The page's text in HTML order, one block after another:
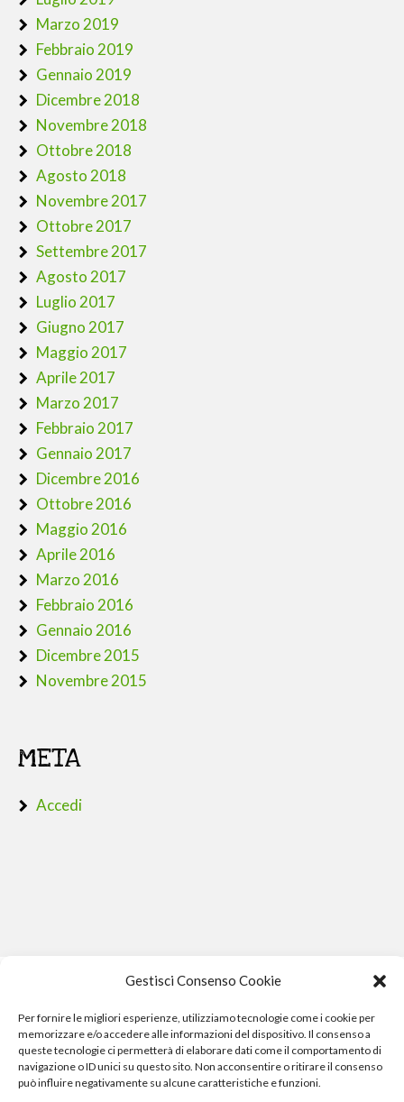
Gestisci Consenso Cookie
Per fornire le migliori esperienze, utilizziamo tecnologie come i cookie per
memorizzare e/o accedere alle informazioni del dispositivo. Il consenso a
queste tecnologie ci permetterà di elaborare dati come il comportamento di
navigazione o ID unici su questo sito. Non acconsentire o ritirare il consenso
può influire negativamente su alcune caratteristiche e funzioni.
Marzo 2019
Febbraio 2019
Gennaio 2019
Dicembre 2018
Novembre 2018
Ottobre 2018
Agosto 2018
Novembre 2017
Ottobre 2017
Settembre 2017
Agosto 2017
Luglio 2017
Giugno 2017
Maggio 2017
Aprile 2017
Marzo 2017
Febbraio 2017
Gennaio 2017
Dicembre 2016
Ottobre 2016
Maggio 2016
Aprile 2016
Marzo 2016
Febbraio 2016
Gennaio 2016
Dicembre 2015
Novembre 2015
META
Accedi